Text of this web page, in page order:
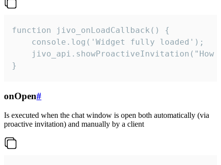
function jivo_onLoadCallback() {
    console.log('Widget fully loaded');
jivo_api.showProactiveInvitation("How
}
onOpen#
Is executed when the chat window is open both automatically (via
proactive invitation) and manually by a client